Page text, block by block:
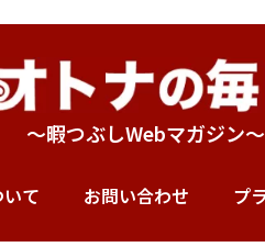
～暇つぶしWebマガジン～
て お問い合わせ プ